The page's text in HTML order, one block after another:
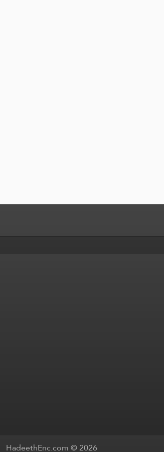
HadeethEnc.com © 2026